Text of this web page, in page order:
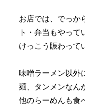
お店では、でっか
ト・弁当もやって
けっこう賑わって
味噌ラーメン以外
麺、タンメンなん
他のらーめんも食